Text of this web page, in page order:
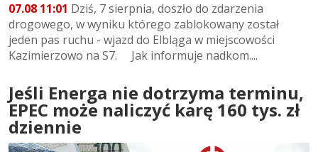
07.08 11:01 Dziś, 7 sierpnia, doszło do zdarzenia
drogowego, w wyniku którego zablokowany został
jeden pas ruchu - wjazd do Elbląga w miejscowości
Kazimierzowo na S7. Jak informuje nadkom....
Jeśli Energa nie dotrzyma terminu,
EPEC może naliczyć karę 160 tys. zł
dziennie